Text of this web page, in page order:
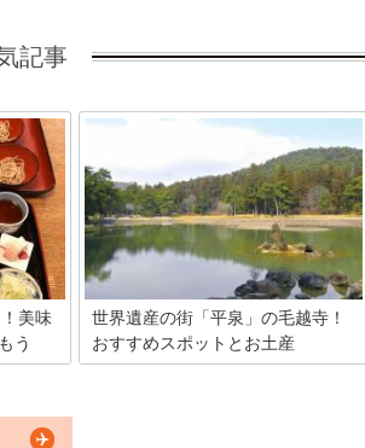
記事
美味
う
、平泉
もあ
世界遺産の街「平泉」の毛越寺！
おすすめスポットとお土産